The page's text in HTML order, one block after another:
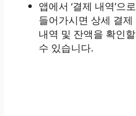
앱에서 ‘결제 내역’으로
들어가시면 상세 결제
내역 및 잔액을 확인할
수 있습니다.